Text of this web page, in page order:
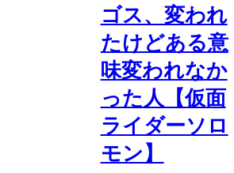
ゴス、変われ
たけどある意
味変われなか
った人【仮面
ライダーソロ
モン】